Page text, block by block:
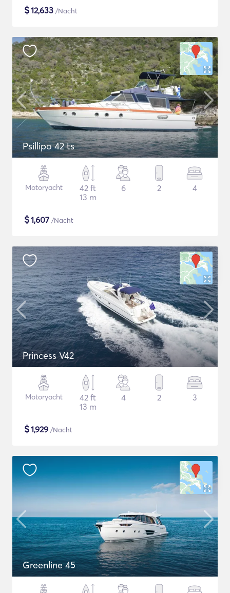
$12,633 /Nacht
Psillipo 42 ts
Motoryacht
42 ft
13 m
6 2 4
$1,607 /Nacht
Princess V42
Motoryacht
42 ft
13 m
4 2 3
$1,929 /Nacht
Greenline 45